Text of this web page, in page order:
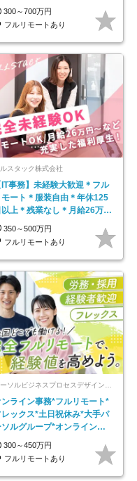
大1年の研修
300～700万円
フルリモートあり
スタック株式会社
IT事務】未経験大歓迎＊フル
モート＊服装自由＊年休125
以上＊残業なし＊月給26万円
350～500万円
フルリモートあり
パーソルビジネスプロセスデザイン株式会社 事業開発本部
ライン事務*フルリモート*
レックス*土日祝休み*大手パ
ソルグループ*オンライン面
*30～40代活躍中
300～450万円
フルリモートあり